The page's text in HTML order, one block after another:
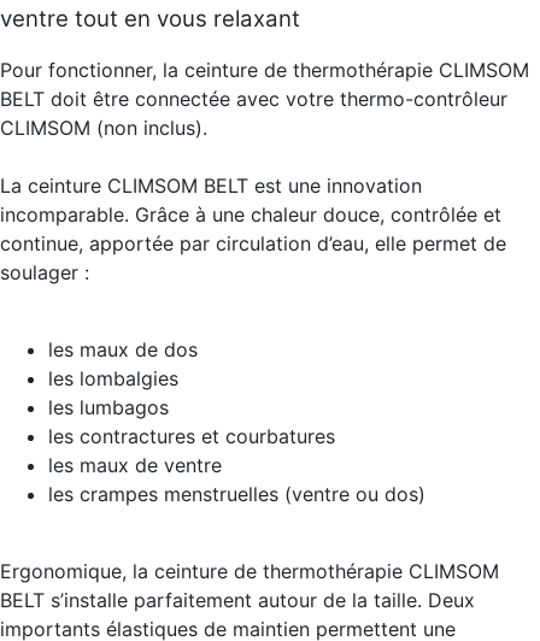
ventre tout en vous relaxant
Pour fonctionner, la ceinture de thermothérapie CLIMSOM
BELT doit être connectée avec votre thermo-contrôleur
CLIMSOM (non inclus).
La ceinture CLIMSOM BELT est une innovation
incomparable. Grâce à une chaleur douce, contrôlée et
continue, apportée par circulation d’eau, elle permet de
soulager :
les maux de dos
les lombalgies
les lumbagos
les contractures et courbatures
les maux de ventre
les crampes menstruelles (ventre ou dos)
Ergonomique, la ceinture de thermothérapie CLIMSOM
BELT s’installe parfaitement autour de la taille. Deux
importants élastiques de maintien permettent une